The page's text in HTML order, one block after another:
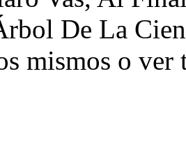
De La
mismos o